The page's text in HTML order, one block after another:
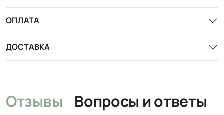
ОПЛАТА
ДОСТАВКА
Отзывы Вопросы и ответы